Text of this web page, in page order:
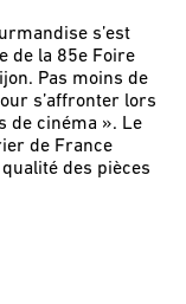
s’est
de la 85e Foire
Pas moins de
s’affronter lors
de cinéma ». Le
de France
des pièces